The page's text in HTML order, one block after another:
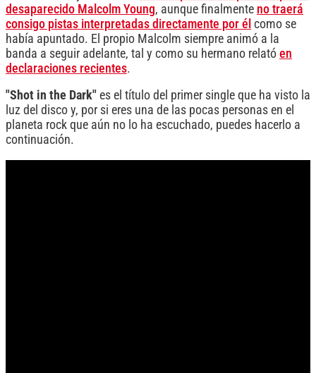
desaparecido Malcolm Young, aunque finalmente no traerá
consigo pistas interpretadas directamente por él como se
había apuntado. El propio Malcolm siempre animó a la
banda a seguir adelante, tal y como su hermano relató en
declaraciones recientes.
"Shot in the Dark" es el título del primer single que ha visto la
luz del disco y, por si eres una de las pocas personas en el
planeta rock que aún no lo ha escuchado, puedes hacerlo a
continuación.